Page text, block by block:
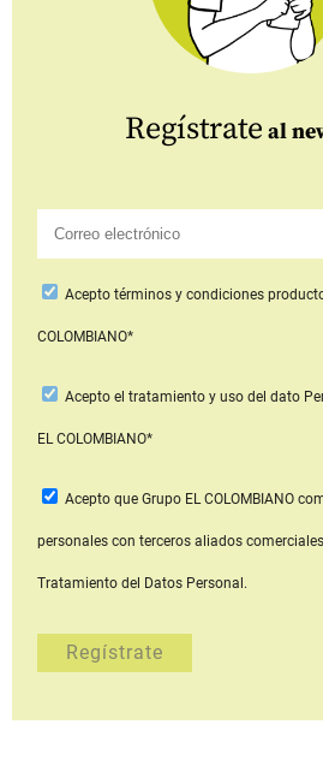
Regístrate al
Aceptotérminos y condiciones
COLOMBIANO*
Acepto el tratamiento y uso del dato
EL COLOMBIANO*
Acepto que Grupo EL COLOMBIANO
personales con terceros aliados comerciales
Tratamiento del Datos Personal.